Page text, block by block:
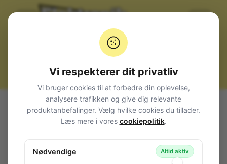
Alle produkter
Afbrydere og omskiftere
Trykafbrydere / omskiftere
Trykafbryder 1-pol ON/OFF Chrom MIYAMA
Trykafbryder 1-pol ON/OFF Chrom
Vi respekterer dit privatliv
Vi bruger cookies til at forbedre din oplevelse,
analysere trafikken og give dig relevante
produktanbefalinger. Vælg hvilke cookies du tillader.
Læs mere i vores cookiepolitik.
Nødvendige Altid aktiv